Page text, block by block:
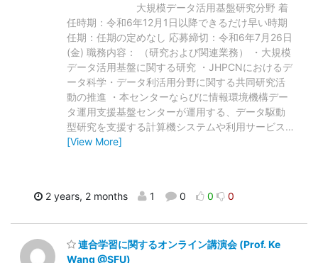
大規模データ活用基盤研究分野 着
任時期：令和6年12月1日以降できるだけ早い時期
任期：任期の定めなし 応募締切：令和6年7月26日
(金) 職務内容： （研究および関連業務） ・大規模
データ活用基盤に関する研究 ・JHPCNにおけるデ
ータ科学・データ利活用分野に関する共同研究活
動の推進 ・本センターならびに情報環境機構デー
タ運用支援基盤センターが運用する、データ駆動
型研究を支援する計算機システムや利用サービス…
[View More]
2 years, 2 months 1 0 0 0
連合学習に関するオンライン講演会 (Prof. Ke
Wang @SFU)